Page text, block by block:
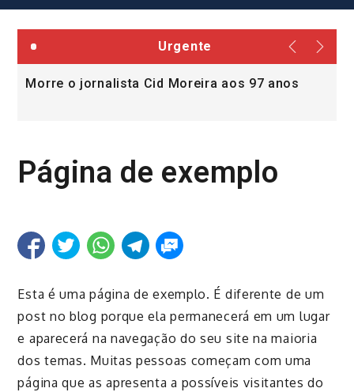
Urgente
Morre o jornalista Cid Moreira aos 97 anos
Página de exemplo
Esta é uma página de exemplo. É diferente de um
post no blog porque ela permanecerá em um lugar
e aparecerá na navegação do seu site na maioria
dos temas. Muitas pessoas começam com uma
página que as apresenta a possíveis visitantes do